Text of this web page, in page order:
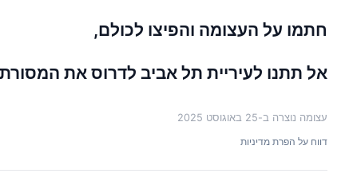
חתמו על העצומה והפיצו לכולם,
אל תתנו לעיריית תל אביב לדרוס את המסורת
עצומה נוצרה ב-25 באוגוסט 2025
דווח על הפרת מדיניות